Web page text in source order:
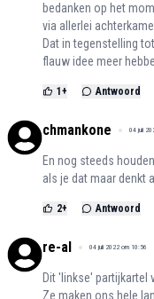
bedanken op het
via allerlei
Dat in tegenstelling
flauw idee meer
1 + Antwoord
chmankone 04 juli
En nog steeds
als je dat maar denkt
2+ Antwoord
re-al 04 juli 2022 om 10:56
Dit 'linkse' partijkartel
Ze maken ons hele